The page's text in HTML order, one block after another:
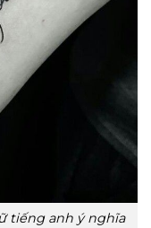
tiếng anh ý nghĩa